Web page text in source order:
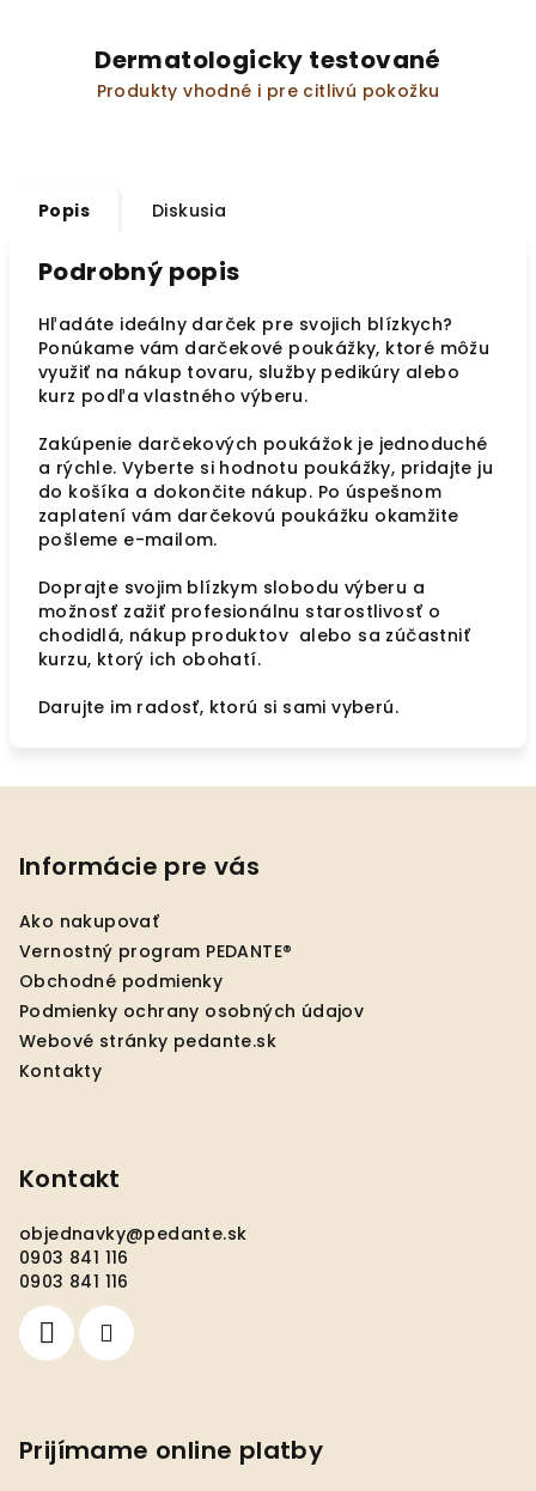
Dermatologicky testované
Produkty vhodné i pre citlivú pokožku
Popis Diskusia
Podrobný popis
Hľadáte ideálny darček pre svojich blízkych?
Ponúkame vám darčekové poukážky, ktoré môžu
využiť na nákup tovaru, služby pedikúry alebo
kurz podľa vlastného výberu.
Zakúpenie darčekových poukážok je jednoduché
a rýchle. Vyberte si hodnotu poukážky, pridajte ju
do košíka a dokončite nákup. Po úspešnom
zaplatení vám darčekovú poukážku okamžite
pošleme e-mailom.
Doprajte svojim blízkym slobodu výberu a
možnosť zažiť profesionálnu starostlivosť o
chodidlá, nákup produktov alebo sa zúčastniť
kurzu, ktorý ich obohatí.
Darujte im radosť, ktorú si sami vyberú.
Informácie pre vás
Ako nakupovať
Vernostný program PEDANTE®
Obchodné podmienky
Podmienky ochrany osobných údajov
Webové stránky pedante.sk
Kontakty
Kontakt
objednavky@pedante.sk
0903 841 116
0903 841 116
Prijímame online platby